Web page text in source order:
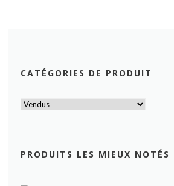
CATÉGORIES DE PRODUIT
PRODUITS LES MIEUX NOTÉS